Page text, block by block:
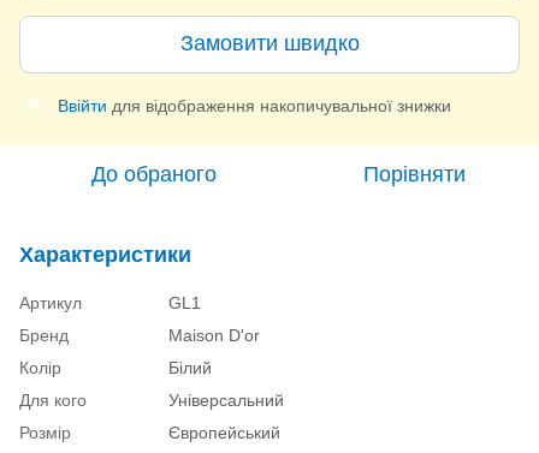
Замовити швидко
% Ввійти для відображення накопичувальної знижки
До обраного Порівняти
Характеристики
Артикул
GL1
Бренд
Maison D'or
Колір
Білий
Для кого
Універсальний
Розмір
Європейський